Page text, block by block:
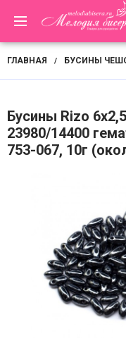
ГЛАВНАЯ / БУСИНЫ
Бусины Rizo
23980/14400
753-067, 10г